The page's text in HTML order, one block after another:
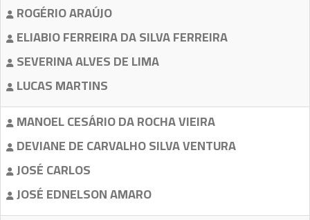
ROGÉRIO ARAÚJO
ELIABIO FERREIRA DA SILVA FERREIRA
SEVERINA ALVES DE LIMA
LUCAS MARTINS
MANOEL CESÁRIO DA ROCHA VIEIRA
DEVIANE DE CARVALHO SILVA VENTURA
JOSÉ CARLOS
JOSÉ EDNELSON AMARO